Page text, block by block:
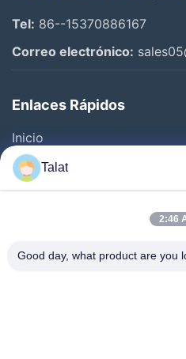
Tel: 86--15370886167
Correo electrónico:
Enlaces Rápidos
Inicio
Productos
Sobre Nosotros
Control De Calidad
Talat
2:46
Good day, what product are you